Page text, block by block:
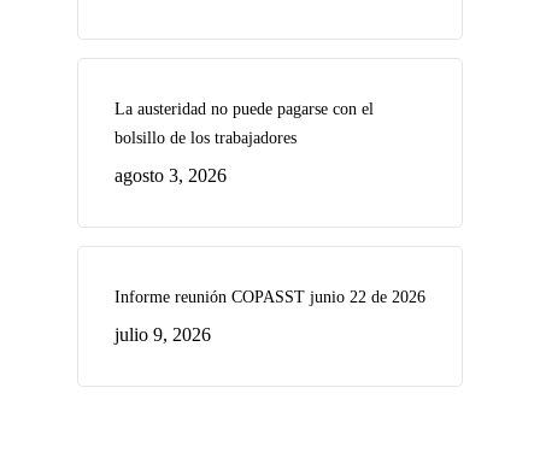
La austeridad no puede pagarse con el
bolsillo de los trabajadores
agosto 3, 2026
Informe reunión COPASST junio 22 de 2026
julio 9, 2026